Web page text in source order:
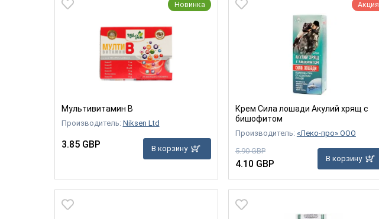
Новинка
Мультивитамин B
Производитель: Niksen Ltd
3.85 GBP В корзину
Акция
Крем Сила лошади Акулий хрящ с
бишофитом
Производитель: «Леко-про» ООО
5.90 GBP
4.10 GBP В корзину